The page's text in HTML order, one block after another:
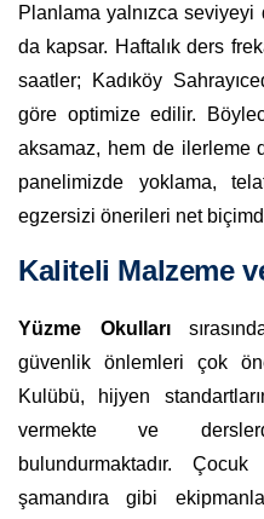
Planlama yalnızca seviyeyi
da kapsar. Haftalık ders
saatler; Kadıköy
göre optimize edilir.
aksamaz, hem de ilerleme
panelimizde yoklama,
egzersizi önerileri net
Kaliteli Malzeme
Yüzme Okulları
güvenlik önlemleri çok
Kulübü, hijyen
vermekte ve
bulundurmaktadır.
şamandıra gibi